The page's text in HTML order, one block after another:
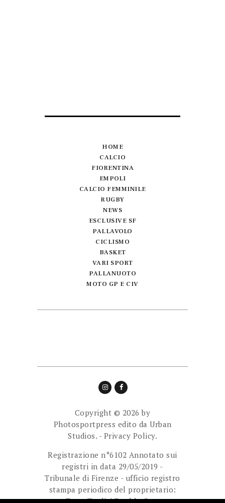
HOME
CALCIO
FIORENTINA
EMPOLI
CALCIO FEMMINILE
RUGBY
NEWS
ESCLUSIVE SF
PALLAVOLO
CICLISMO
BASKET
VARI SPORT
PALLANUOTO
MOTO GP E CIV
Copyright © 2026 by
Photosportpress edito da Urban
Studios. - Privacy Policy.
Registrazione n°6102 Annotato sui
registri in data 29/05/2019 -
Tribunale di Firenze - ufficio registro
stampa periodico del proprietario:
Team Tredici Double Cam